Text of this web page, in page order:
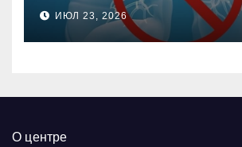
ИЮЛ 23, 2026
О центре